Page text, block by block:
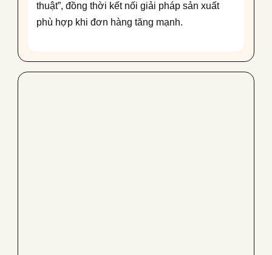
thuật”, đồng thời kết nối giải pháp sản xuất
phù hợp khi đơn hàng tăng mạnh.